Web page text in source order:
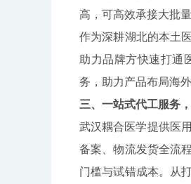
高，可高效承接大批
作为深耕湖北的本土
助力品牌方快速打通
务，助力产品布局海
三、一站式代工服务
武汉耦合医学提供医
备案、物流发货全流
门槛与试错成本。从